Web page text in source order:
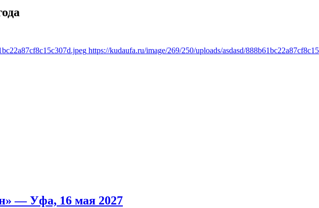
https://kudaufa.ru/image/269/250/uploads/asdasd/
— Уфа, 16 мая 2027